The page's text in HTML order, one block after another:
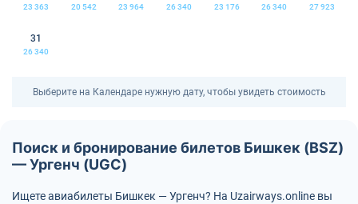
23 363 20 542 23 964 26 340 23 176 26 340 27 923
31
26 340
Выберите на Календаре нужную дату, чтобы увидеть стоимость
Поиск и бронирование билетов Бишкек (BSZ)
— Ургенч (UGC)
Ищете авиабилеты Бишкек — Ургенч? На Uzairways.online вы